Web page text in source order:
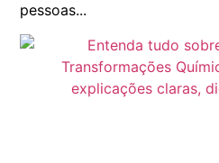
pessoas...